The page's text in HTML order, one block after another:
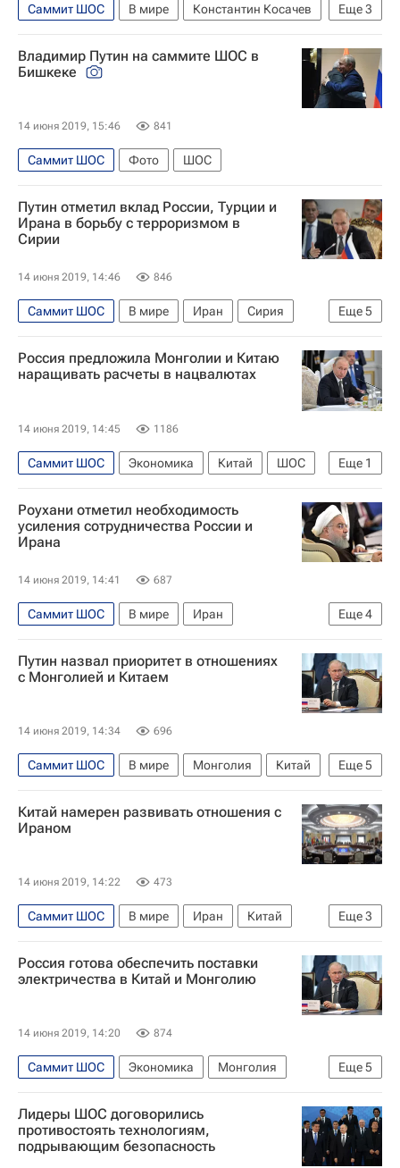
Еще3
Саммит ШОС В мире
Константин Косачев
ШОС
Совет Федерации РФ Россия
Владимир Путин на саммите ШОС в
Бишкеке
14 июня 2019, 15:46 841
Саммит ШОС Фото ШОС
Путин отметил вклад России, Турции и
Ирана в борьбу с терроризмом в
Сирии
14 июня 2019, 14:46 846
Еще5
Саммит ШОС В мире Иран
Сирия
Турция
Владимир Путин
Хасан Роухани
Война в Сирии
Россия
Россия предложила Монголии и Китаю
наращивать расчеты в нацвалютах
14 июня 2019, 14:45 1186
Еще 1
Саммит ШОС Экономика Китай
ШОС
Россия
Роухани отметил необходимость
усиления сотрудничества России и
Ирана
14 июня 2019, 14:41 687
Еще4
Саммит ШОС В мире
Иран
Владимир Путин
ШОС
Хасан Роухани
Россия
Путин назвал приоритет в отношениях
с Монголией и Китаем
14 июня 2019, 14:34 696
Еще5
Саммит ШОС В мире Монголия
Китай
Владимир Путин
ШОС
Си Цзиньпин
Халтмаагийн Баттулга
Россия
Китай намерен развивать отношения с
Ираном
14 июня 2019, 14:22 473
Еще3
Саммит ШОС В мире Иран
Китай
ШОС
Си Цзиньпин Хасан Роухани
Россия готова обеспечить поставки
электричества в Китай и Монголию
14 июня 2019, 14:20 874
Еще5
Саммит ШОС Экономика
Монголия
Китай
Владимир Путин
ШОС
Разворот на Восток
Россия
Лидеры ШОС договорились
противостоять технологиям,
подрывающим безопасность